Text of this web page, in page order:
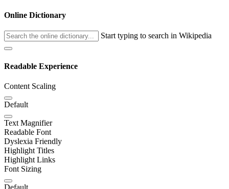
Online Dictionary
Start typing to search in Wikipedia
Readable Experience
Content Scaling
Default
Text Magnifier
Readable Font
Dyslexia Friendly
Highlight Titles
Highlight Links
Font Sizing
Default